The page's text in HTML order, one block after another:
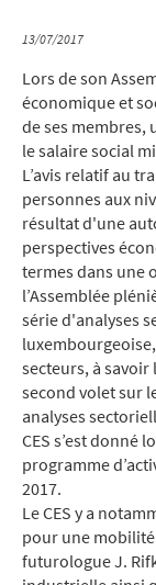
13/07/2017
Lors de son
économique et
de ses membres,
le salaire social
L’avis relatif au
personnes aux
résultat d'une
perspectives
termes dans une
l’Assemblée
série d'analyses
secteurs, à
second volet sur
analyses
CES s’est donné
programme
2017.
Le CES y a
pour une mobilité
futurologue J.